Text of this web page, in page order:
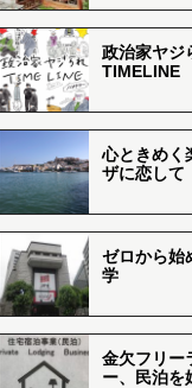
政治家ヤジ
TIMELINE
心ときめく
ザに恋して
ゼロから始
学
金欠フリー
ー、民泊を